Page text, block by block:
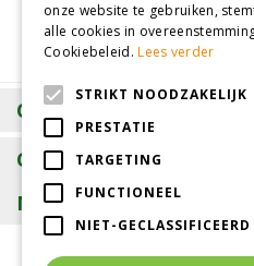
15.000 m2
OPENINGSTIJDEN
CONTACT
MEER INFORMATIE
onze website te gebruiken,
alle cookies in
Cookiebeleid.Lees verder
STRIKT NOODZAKELIJK
PRESTATIE
TARGETING
FUNCTIONEEL
NIET-GECLASSIFICEERD